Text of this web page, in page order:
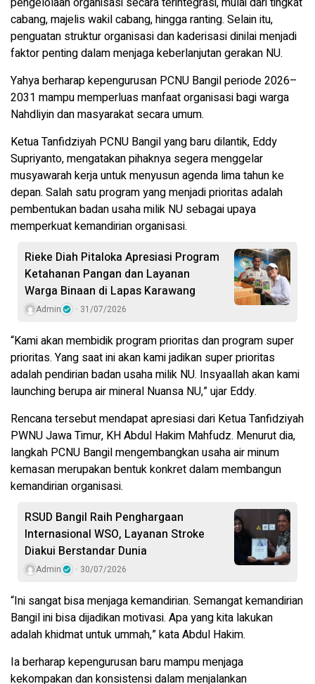
cabang, majelis wakil cabang, hingga ranting. Selain itu,
penguatan struktur organisasi dan kaderisasi dinilai menjadi
faktor penting dalam menjaga keberlanjutan gerakan NU.
Yahya berharap kepengurusan PCNU Bangil periode 2026–
2031 mampu memperluas manfaat organisasi bagi warga
Nahdliyin dan masyarakat secara umum.
Ketua Tanfidziyah PCNU Bangil yang baru dilantik, Eddy
Supriyanto, mengatakan pihaknya segera menggelar
musyawarah kerja untuk menyusun agenda lima tahun ke
depan. Salah satu program yang menjadi prioritas adalah
pembentukan badan usaha milik NU sebagai upaya
memperkuat kemandirian organisasi.
Rieke Diah Pitaloka Apresiasi Program
Ketahanan Pangan dan Layanan
Warga Binaan di Lapas Karawang
Admin 31/07/2026
“Kami akan membidik program prioritas dan program super
prioritas. Yang saat ini akan kami jadikan super prioritas
adalah pendirian badan usaha milik NU. Insyaallah akan kami
launching berupa air mineral Nuansa NU,” ujar Eddy.
Rencana tersebut mendapat apresiasi dari Ketua Tanfidziyah
PWNU Jawa Timur, KH Abdul Hakim Mahfudz. Menurut dia,
langkah PCNU Bangil mengembangkan usaha air minum
kemasan merupakan bentuk konkret dalam membangun
kemandirian organisasi.
RSUD Bangil Raih Penghargaan
Internasional WSO, Layanan Stroke
Diakui Berstandar Dunia
Admin 30/07/2026
“Ini sangat bisa menjaga kemandirian. Semangat kemandirian
Bangil ini bisa dijadikan motivasi. Apa yang kita lakukan
adalah khidmat untuk ummah,” kata Abdul Hakim.
Ia berharap kepengurusan baru mampu menjaga
kekompakan dan konsistensi dalam menjalankan